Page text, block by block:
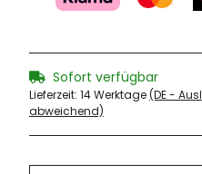
Sofort verfügbar
Lieferzeit: 14 Werktage(DE -
abweichend)